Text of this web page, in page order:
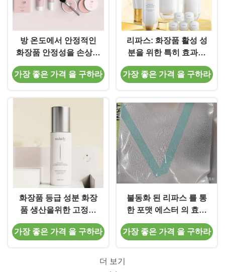
방 온도에서 안정적인
화장품 안정성을 손상시
키지 않고 껍질을 벗기
기 위해 고정 된 리파스
가장 좋은 가격 을 구하라
리파스: 화장품 활성 성
분을 위한 특히 효과적
인 바이오 촉매
가장 좋은 가격 을 구하라
화장품 등급 성분 화장
품 생산을위한 고정화
리파제 원료
가장 좋은 가격 을 구하라
불동화 된 리파스 를 통
한 포맷 에스터 의 효소
합성 및 그 재사용
가장 좋은 가격 을 구하라
더 보기